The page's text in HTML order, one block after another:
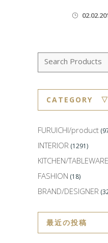
CATEGORY
FURUICHI/product
INTERIOR (1291)
KITCHEN/TABLEWARE
FASHION (18)
BRAND/DESIGNER
最近の投稿